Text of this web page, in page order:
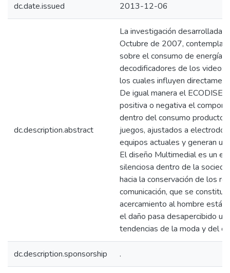
dc.date.issued 2013-12-06
dc.description.abstract
La investigación desarrollada
Octubre de 2007, contempla
sobre el consumo de energía
decodificadores de los videos
los cuales influyen
De igual manera el
positiva o negativa el
dentro del consumo
juegos, ajustados a
equipos actuales y generan
El diseño Multimedial es un
silenciosa dentro de la
hacia la conservación de los
comunicación, que se
acercamiento al hombre está
el daño pasa desapercibido
tendencias de la moda y del
dc.description.sponsorship .